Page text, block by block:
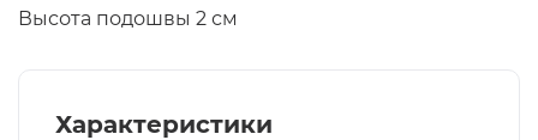
Высота подошвы 2 см
Характеристики